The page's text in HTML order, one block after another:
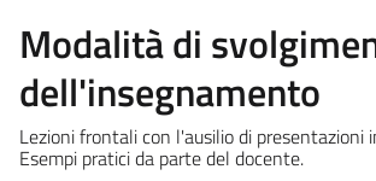
Modalità di
dell'insegnamento
Lezioni frontali con l'ausilio di presentazioni
Esempi pratici da parte del docente.